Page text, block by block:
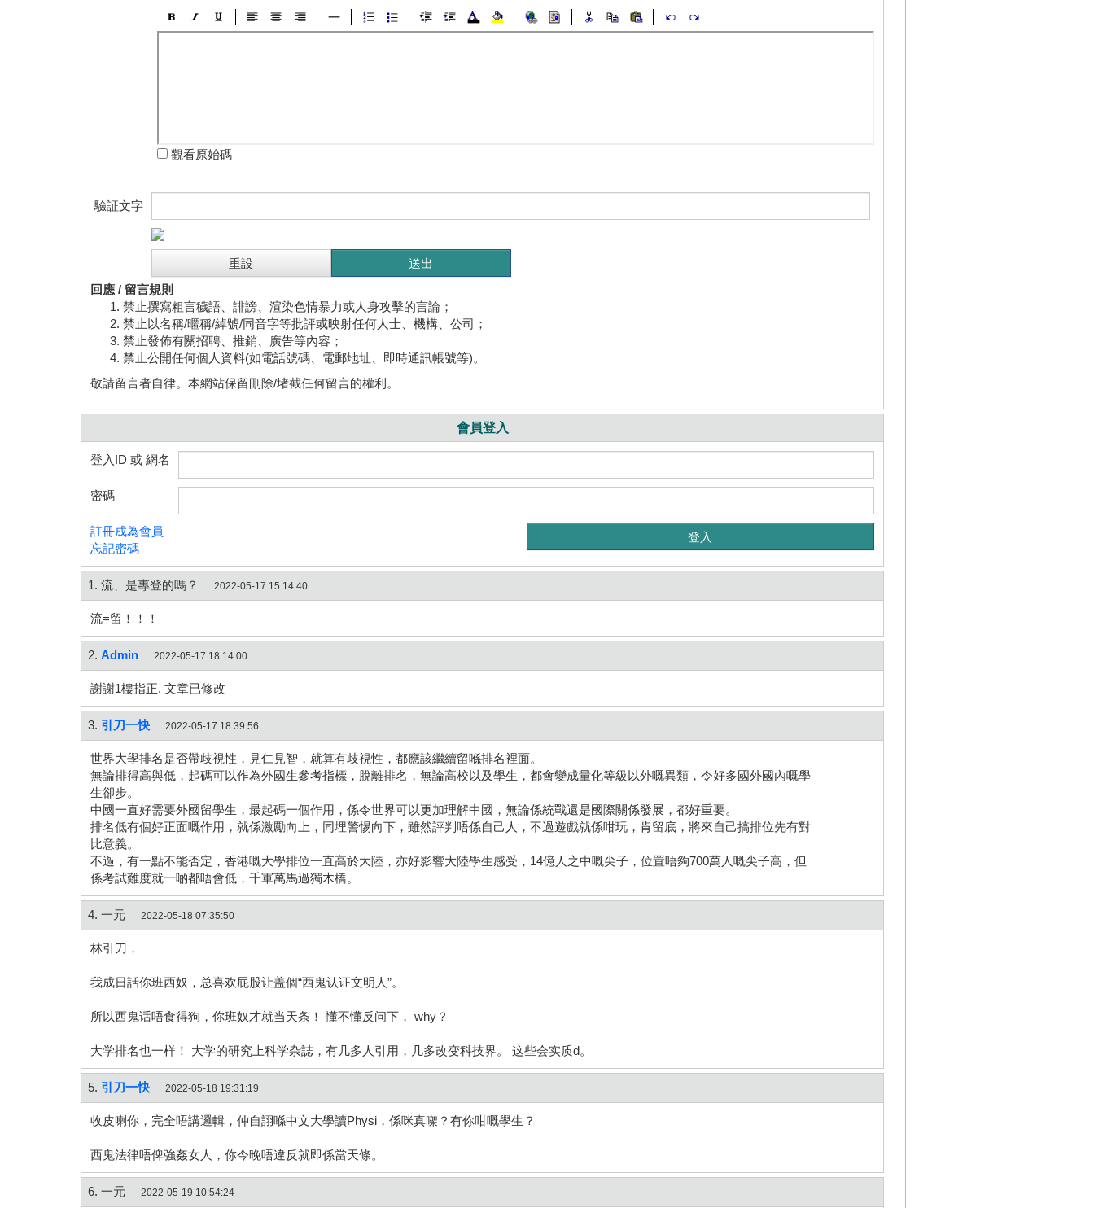
觀看原始碼
驗証文字
回應 / 留言規則
禁止撰寫粗言穢語、誹謗、渲染色情暴力或人身攻擊的言論；
禁止以名稱/暱稱/綽號/同音字等批評或映射任何人士、機構、公司；
禁止發佈有關招聘、推銷、廣告等內容；
禁止公開任何個人資料(如電話號碼、電郵地址、即時通訊帳號等)。
敬請留言者自律。本網站保留刪除/堵截任何留言的權利。
會員登入
登入ID 或 網名
密碼
註冊成為會員
忘記密碼
1. 流、是專登的嗎？ 2022-05-17 15:14:40
流=留！！！
2. Admin 2022-05-17 18:14:00
謝謝1樓指正, 文章已修改
3. 引刀一快 2022-05-17 18:39:56
世界大學排名是否帶歧視性，見仁見智，就算有歧視性，都應該繼續留喺排名裡面。
無論排得高與低，起碼可以作為外國生參考指標，脫離排名，無論高校以及學生，都會變成量化等級以外嘅異類，令好多國外國內嘅學
生卻步。
中國一直好需要外國留學生，最起碼一個作用，係令世界可以更加理解中國，無論係統戰還是國際關係發展，都好重要。
排名低有個好正面嘅作用，就係激勵向上，同埋警惕向下，雖然評判唔係自己人，不過遊戲就係咁玩，肯留底，將來自己搞排位先有對
比意義。
不過，有一點不能否定，香港嘅大學排位一直高於大陸，亦好影響大陸學生感受，14億人之中嘅尖子，位置唔夠700萬人嘅尖子高，但
係考試難度就一啲都唔會低，千軍萬馬過獨木橋。
4. 一元 2022-05-18 07:35:50
林引刀，
我成日話你班西奴，总喜欢屁股让盖個“西鬼认证文明人”。
所以西鬼话唔食得狗，你班奴才就当天条！ 懂不懂反问下， why？
大学排名也一样！ 大学的研究上科学杂誌，有几多人引用，几多改变科技界。 这些会实质d。
5. 引刀一快 2022-05-18 19:31:19
收皮喇你，完全唔講邏輯，仲自詡喺中文大學讀Physi，係咪真㗎？有你咁嘅學生？
西鬼法律唔俾強姦女人，你今晚唔違反就即係當天條。
6. 一元 2022-05-19 10:54:24